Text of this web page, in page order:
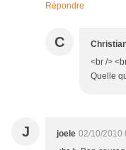
Répondre
C
<br />
Quelle
J joele 02/10/2010